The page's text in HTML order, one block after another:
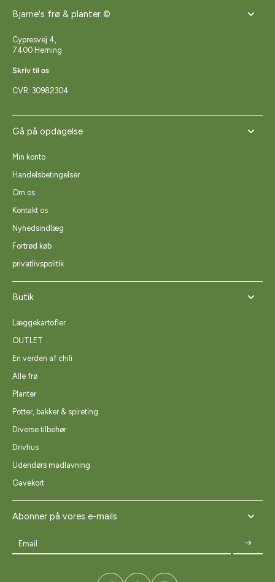
Bjarne's frø & planter ©
Cypresvej 4,
7400 Herning
Skriv til os
CVR: 30982304
Gå på opdagelse
Min konto
Handelsbetingelser
Om os
Kontakt os
Nyhedsindlæg
Fortrød køb
privatlivspolitik
Butik
Læggekartofler
OUTLET
En verden af chili
Alle frø
Planter
Potter, bakker & spireting
Diverse tilbehør
Drivhus
Udendørs madlavning
Gavekort
Abonner på vores e-mails
Email